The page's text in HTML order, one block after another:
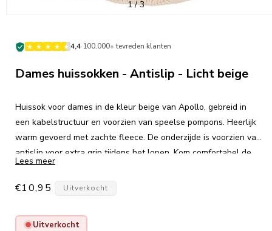
1 /van
3
4,4·100.000+ tevreden klanten
Dames huissokken - Antislip - Licht beige
Huissok voor dames in de kleur beige van Apollo, gebreid in
een kabelstructuur en voorzien van speelse pompons. Heerlijk
warm gevoerd met zachte fleece. De onderzijde is voorzien van
antislip voor extra grip tijdens het lopen. Kom comfortabel de
winterdagen door!
Lees meer
Normale
€10,95 Uitverkocht
Uitverkocht